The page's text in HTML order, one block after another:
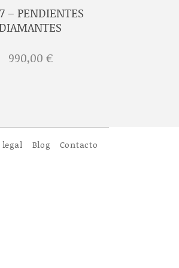
– PENDIENTES
990,00 €
Blog Contacto